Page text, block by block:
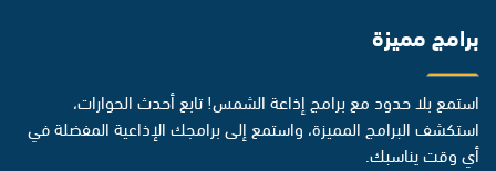
برامج مميزة
استمع بلا حدود مع برامج إذاعة الشمس! تابع أحدث الحوارات،
استكشف البرامج المميزة، واستمع إلى برامجك الإذاعية المفضلة في
أي وقت يناسبك.